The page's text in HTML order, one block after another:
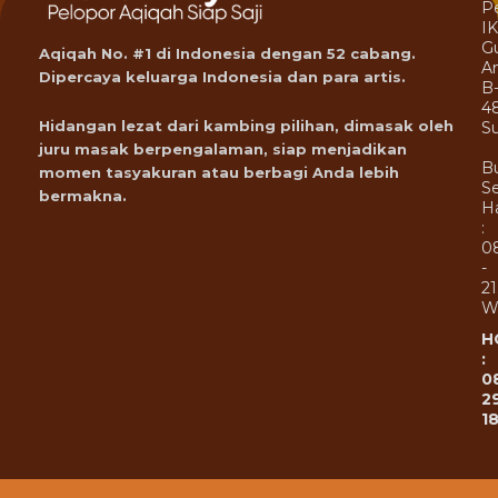
Aqiqah No. #1 di Indonesia dengan 52 cabang.
Dipercaya keluarga Indonesia dan para artis.
Hidangan lezat dari kambing pilihan, dimasak oleh
juru masak berpengalaman, siap menjadikan
momen tasyakuran atau berbagi Anda lebih
bermakna.
B-
:
-
: